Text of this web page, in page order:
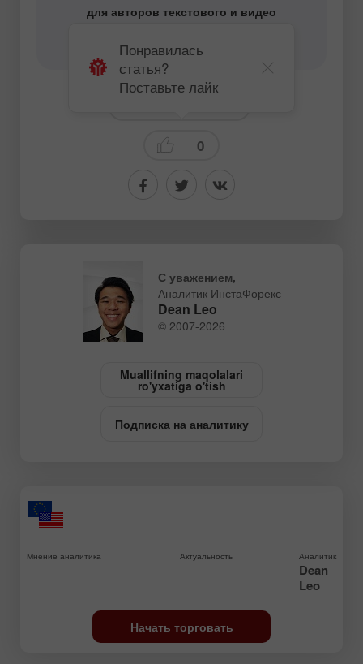
для авторов текстового и видео
content-authors@instaforex.com
0
Понравилась
статья?
Поставьте лайк
С уважением,
Аналитик ИнстаФорекс
Dean Leo
© 2007-2026
Muallifning maqolalari
ro'yxatiga o'tish
Подписка на аналитику
Мнение аналитика Актуальность Аналитик
Dean
Leo
Начать торговать